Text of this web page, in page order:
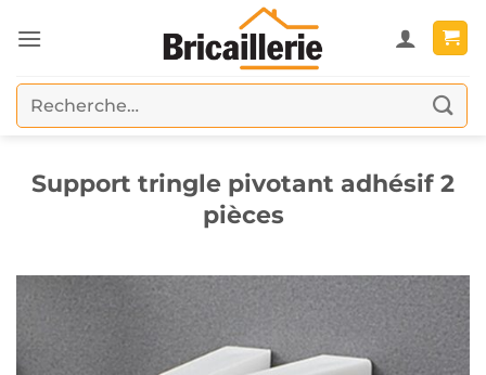
au
Recherche
pour :
Support tringle pivotant adhésif 2
pièces